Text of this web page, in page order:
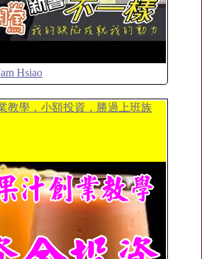
Hsiao
教學，小額投資，勝過上班族